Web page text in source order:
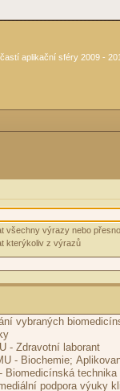
aplikační sféry 2009 -
všechny výrazy nebo
kterýkoliv z výrazů